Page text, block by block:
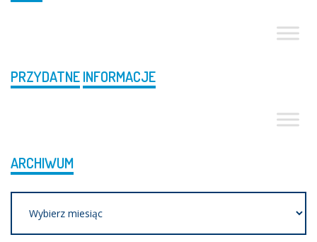
PRZYDATNEINFORMACJE
ARCHIWUM